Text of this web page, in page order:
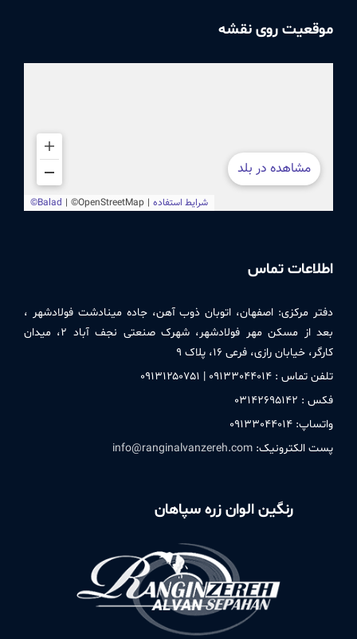
موقعیت روی نقشه
اطلاعات تماس
دفتر مركزی: اصفهان، اتوبان ذوب آهن، جاده مینادشت فولادشهر ،
بعد از مسکن مهر فولادشهر، شهرک صنعتی نجف آباد ۲، میدان
کارگر، خیابان رازی، فرعی ۱۶، پلاک ۹
تلفن تماس : ۰۹۱٣٣۰۴۴۰۱۴ | ۰۹۱٣۱۲۵۰٧۵۱
فکس : ۰٣۱۴۲۶۹۵۱۴۲
واتساپ: ۰۹۱٣٣۰۴۴۰۱۴
پست الکترونیک: info@ranginalvanzereh.com
رنگین الوان زره سپاهان